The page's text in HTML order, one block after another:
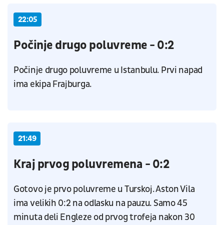
22:05
Počinje drugo poluvreme - 0:2
Počinje drugo poluvreme u Istanbulu. Prvi napad
ima ekipa Frajburga.
21:49
Kraj prvog poluvremena - 0:2
Gotovo je prvo poluvreme u Turskoj. Aston Vila
ima velikih 0:2 na odlasku na pauzu. Samo 45
minuta deli Engleze od prvog trofeja nakon 30